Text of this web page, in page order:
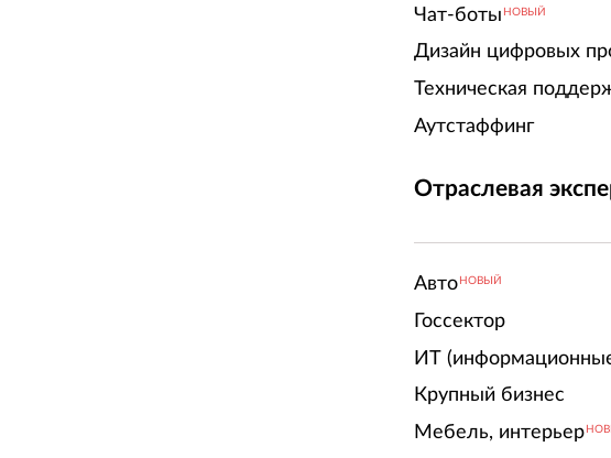
Чат-боты НОВЫЙ
Дизайн цифровых
Техническая
Аутстаффинг
Отраслевая
Авто НОВЫЙ
Госсектор
ИТ
Крупный бизнес
Мебель, интерьер